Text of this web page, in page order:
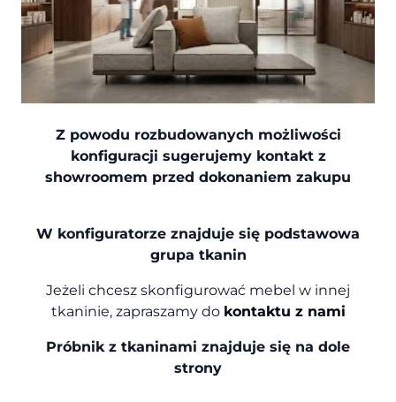
Z powodu rozbudowanych możliwości
konfiguracji sugerujemy kontakt z
showroomem przed dokonaniem zakupu
W konfiguratorze znajduje się podstawowa
grupa tkanin
Jeżeli chcesz skonfigurować mebel w innej
tkaninie, zapraszamy do kontaktu z nami
Próbnik z tkaninami znajduje się na dole
strony